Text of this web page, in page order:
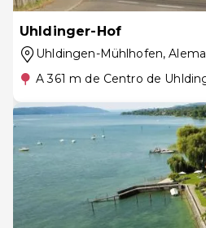
Uhldinger-Hof
Uhldingen-Mühlhofen,
A 361 m de Centro de